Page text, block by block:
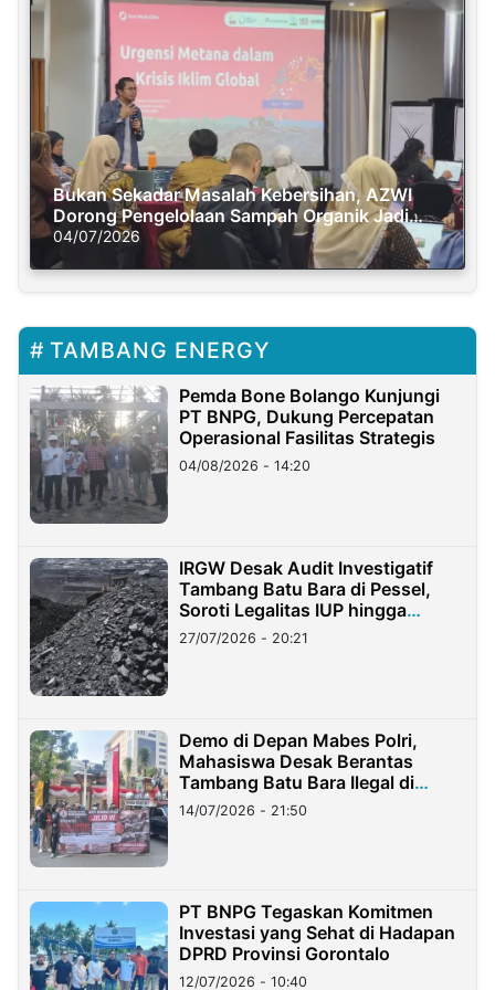
Bukan Sekadar Masalah Kebersihan, AZWI
Dorong Pengelolaan Sampah Organik Jadi
Solusi Krisis Iklim
04/07/2026
TAMBANG ENERGY
Pemda Bone Bolango Kunjungi
PT BNPG, Dukung Percepatan
Operasional Fasilitas Strategis
04/08/2026 - 14:20
IRGW Desak Audit Investigatif
Tambang Batu Bara di Pessel,
Soroti Legalitas IUP hingga
Stockpile
27/07/2026 - 20:21
Demo di Depan Mabes Polri,
Mahasiswa Desak Berantas
Tambang Batu Bara Ilegal di
Lampung
14/07/2026 - 21:50
PT BNPG Tegaskan Komitmen
Investasi yang Sehat di Hadapan
DPRD Provinsi Gorontalo
12/07/2026 - 10:40